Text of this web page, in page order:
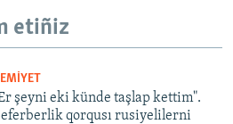
etiñiz
şeyni eki künde taşlap kettim".
qorqusı rusiyelilerni